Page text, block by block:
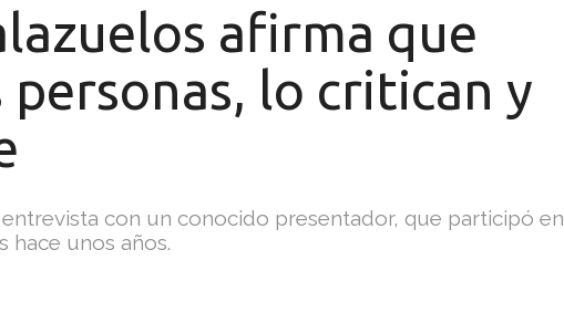
afirma que
personas, lo critican y
con un conocido presentador, que participó en
hace unos años.